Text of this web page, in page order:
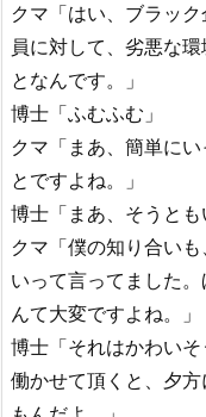
クマ「はい、ブラッ
員に対して、劣悪な
となんです。」
博士「ふむふむ」
クマ「まあ、簡単に
とですよね。」
博士「まあ、そうとも
クマ「僕の知り合い
いって言ってました
んて大変ですよね。」
博士「それはかわい
働かせて頂くと、夕